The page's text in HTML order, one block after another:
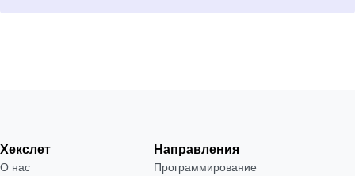
Хекслет
О нас
Направления
Программирование